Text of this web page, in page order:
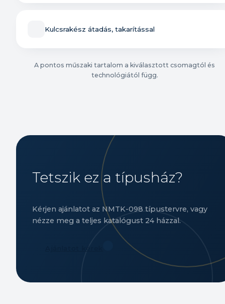
Kulcsrakész átadás, takarítással
A pontos műszaki tartalom a kiválasztott csomagtól és
technológiától függ.
Tetszik ez a típusház?
Kérjen ajánlatot az NMTK-098 típustervre, vagy
nézze meg a teljes katalógust 24 házzal.
Ajánlatot kérek